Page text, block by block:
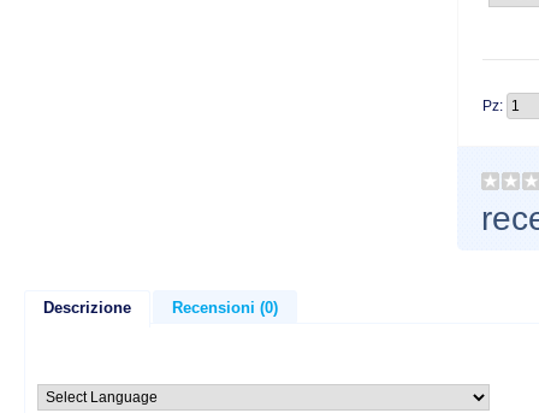
Pz:
Descrizione Recensioni (0)